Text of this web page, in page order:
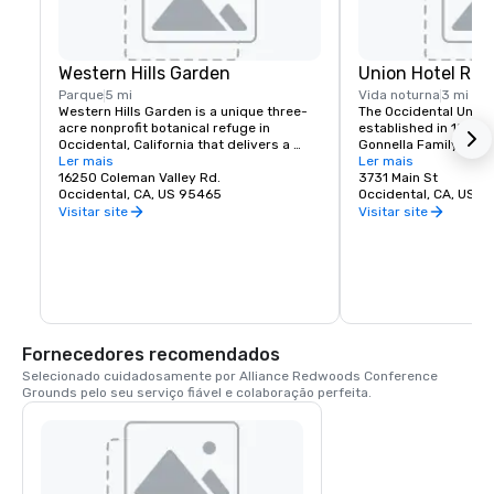
Western Hills Garden
Parque5 mi
Western Hills Garden is a unique three-
acre nonprofit botanical refuge in
Occidental, California that delivers a
sensory explosion of textures, colors,
shapes, and sounds. It’s a stunning
example of cultivated biodiversity, home
to rare and important plant species,
Ler mais
16250 Coleman Valley Rd.
Occidental, CA, US 95465
Visitar site
Union Hotel
Vida noturna 3 mi
The Occidental
established in 1879.
Gonnella Family
building houses a
room, and The
opens at 6 am every
freshly baked
beer in town. The
Ler mais
3731 Main St
Occidental, CA, US
Visitar site
Fornecedores recomendados
Selecionado cuidadosamente por Alliance Redwoods Conference
Grounds pelo seu serviço fiável e colaboração perfeita.